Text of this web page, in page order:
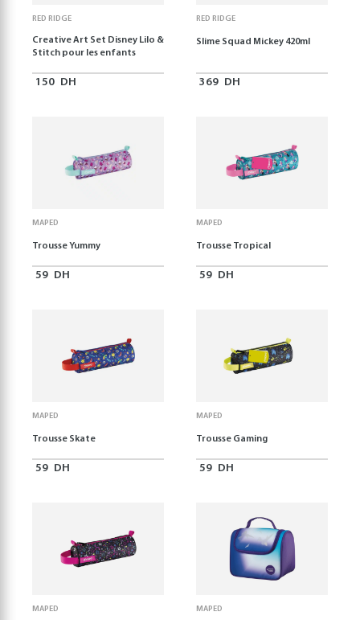
RED RIDGE
Creative Art Set Disney Lilo &
Stitch pour les enfants
150 DH
RED RIDGE
Slime Squad Mickey 420ml
369 DH
MAPED
Trousse Yummy
59 DH
MAPED
Trousse Tropical
59 DH
MAPED
Trousse Skate
59 DH
MAPED
Trousse Gaming
59 DH
MAPED MAPED